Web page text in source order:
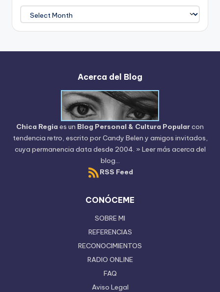
Archivo
del
Blog
Acerca del Blog
Chica Regia es un Blog Personal & Cultura Popularcon
tendencia retro, escrito porCandy Belen y amigos invitados,
cuya permanencia data desde 2004. » Leer más acerca del
blog...
RSS Feed
CONÓCEME
SOBRE MI
REFERENCIAS
RECONOCIMIENTOS
RADIO ONLINE
FAQ
Aviso Legal